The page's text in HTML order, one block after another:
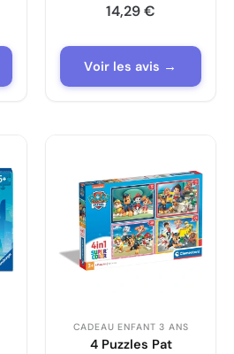
4.6
sur 5
14,29€
Voir les avis →
CADEAU ENFANT 3 ANS
4 Puzzles Pat